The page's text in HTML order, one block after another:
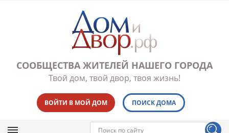
СООБЩЕСТВА ЖИТЕЛЕЙ НАШЕГО ГОРОДА
Твой дом, твой двор, твоя жизнь!
ВОЙТИ В МОЙ ДОМ ПОИСК ДОМА